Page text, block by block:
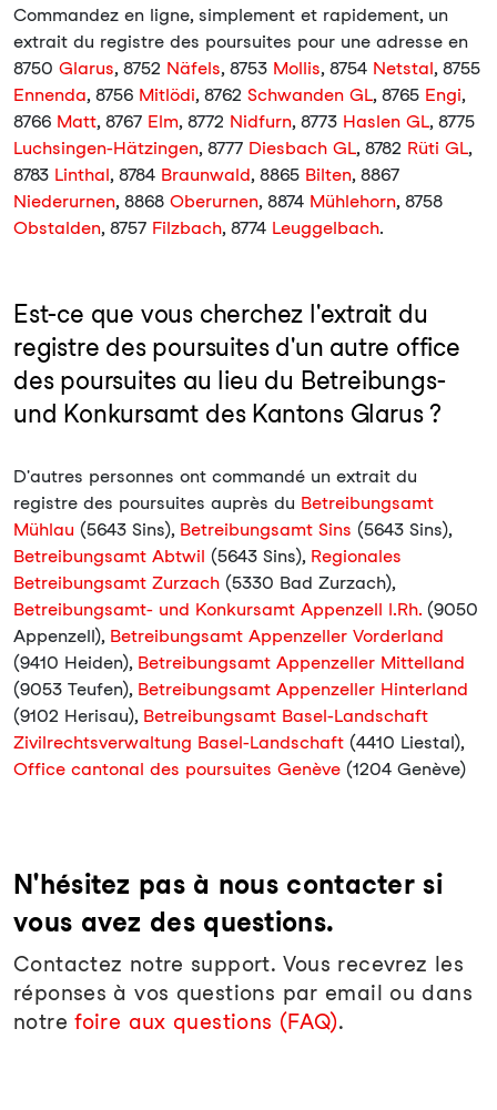
Commandez en ligne, simplement et rapidement, un
extrait du registre des poursuites pour une adresse en
8750 Glarus, 8752 Näfels, 8753 Mollis, 8754 Netstal, 8755
Ennenda, 8756 Mitlödi, 8762 Schwanden GL, 8765 Engi,
8766 Matt, 8767 Elm, 8772 Nidfurn, 8773 Haslen GL, 8775
Luchsingen-Hätzingen, 8777 Diesbach GL, 8782 Rüti GL,
8783 Linthal, 8784 Braunwald, 8865 Bilten, 8867
Niederurnen, 8868 Oberurnen, 8874 Mühlehorn, 8758
Obstalden, 8757 Filzbach, 8774 Leuggelbach.
Est-ce que vous cherchez l'extrait du
registre des poursuites d'un autre office
des poursuites au lieu du Betreibungs-
und Konkursamt des Kantons Glarus ?
D'autres personnes ont commandé un extrait du
registre des poursuites auprès du Betreibungsamt
Mühlau (5643 Sins), Betreibungsamt Sins (5643 Sins),
Betreibungsamt Abtwil (5643 Sins), Regionales
Betreibungsamt Zurzach (5330 Bad Zurzach),
Betreibungsamt- und Konkursamt Appenzell I.Rh. (9050
Appenzell), Betreibungsamt Appenzeller Vorderland
(9410 Heiden), Betreibungsamt Appenzeller Mittelland
(9053 Teufen), Betreibungsamt Appenzeller Hinterland
(9102 Herisau), Betreibungsamt Basel-Landschaft
Zivilrechtsverwaltung Basel-Landschaft (4410 Liestal),
Office cantonal des poursuites Genève (1204 Genève)
N'hésitez pas à nous contacter si
vous avez des questions.
Contactez notre support. Vous recevrez les
réponses à vos questions par email ou dans
notrefoire aux questions (FAQ).